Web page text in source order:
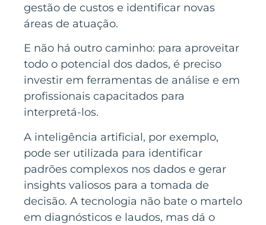
gestão de custos e identificar novas
áreas de atuação.
E não há outro caminho: para aproveitar
todo o potencial dos dados, é preciso
investir em ferramentas de análise e em
profissionais capacitados para
interpretá-los.
A inteligência artificial, por exemplo,
pode ser utilizada para identificar
padrões complexos nos dados e gerar
insights valiosos para a tomada de
decisão. A tecnologia não bate o martelo
em diagnósticos e laudos, mas dá o